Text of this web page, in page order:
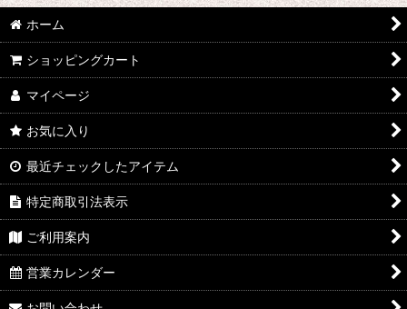
ホーム
ショッピングカート
マイページ
お気に入り
最近チェックしたアイテム
特定商取引法表示
ご利用案内
営業カレンダー